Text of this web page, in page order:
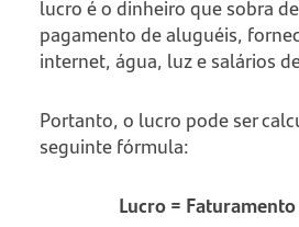
lucro é o dinheiro que sobra
pagamento de aluguéis,
internet, água, luz e salários
Portanto, o lucro pode ser
seguinte fórmula:
Lucro =